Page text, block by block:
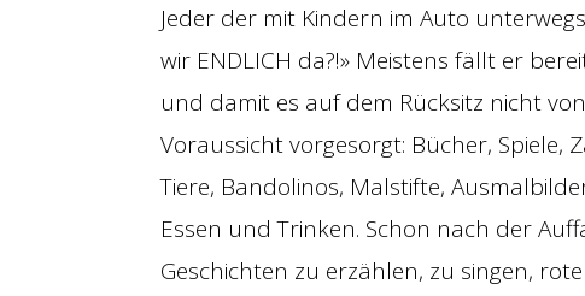
Jeder der mit Kindern im Auto
wir ENDLICH da?!» Meistens fällt er
und damit es auf dem Rücksitz nicht
Voraussicht vorgesorgt: Bücher, Spiele,
Tiere, Bandolinos, Malstifte,
Essen und Trinken. Schon nach der
Geschichten zu erzählen, zu singen,